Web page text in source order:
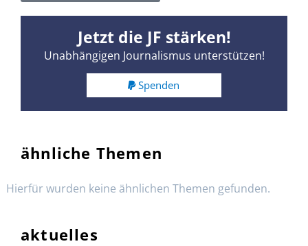
Jetzt die JF stärken!
Unabhängigen Journalismus unterstützen!
Spenden
ähnliche Themen
Hierfür wurden keine ähnlichen Themen gefunden.
aktuelles